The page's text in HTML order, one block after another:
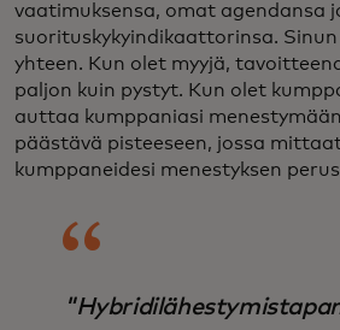
vaatimuksensa, omat agendansa
suorituskykyindikaattorinsa.
yhteen. Kun olet myyjä,
paljon kuin pystyt. Kun olet
auttaa kumppaniasi
päästävä pisteeseen, jossa
kumppaneidesi menestyksen